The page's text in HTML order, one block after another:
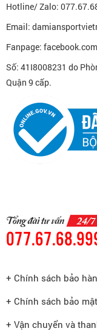
Hotline/ Zalo:
Email:
Fanpage:
Số: 41I8008231 do
Quận 9 cấp.
+ Chính sách bảo
+ Chính sách bảo
+ Vận chuyển và